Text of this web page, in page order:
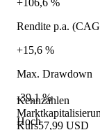
Kennzahlen
Kurs57,99 USD
Rendite p.a.
+15,6 %
Max. Drawdown
-39,1 %
Hoch